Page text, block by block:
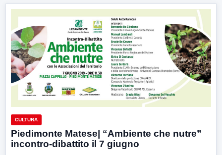
CULTURA
Piedimonte Matese| “Ambiente che nutre”
incontro-dibattito il 7 giugno